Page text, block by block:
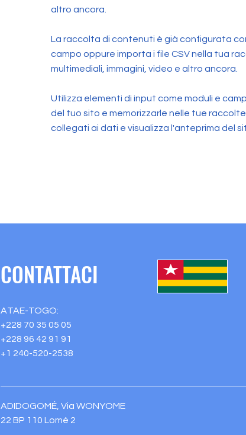
altro ancora.
La raccolta di contenuti è già configurata
campo oppure importa i file CSV nella tua
multimediali, immagini, video e altro ancora.
Utilizza elementi di input come moduli e
del tuo sito e memorizzarle nelle tue
collegati ai dati e visualizza l'anteprima del
CONTATTACI
ATAE-TOGO:
+228 70 35 05 05
+228 96 42 91 91
+1 240-520-2538
ADIDOGOMÉ, Via WONYOME
22 BP 110 Lomé 2